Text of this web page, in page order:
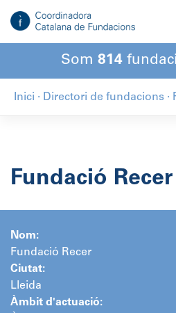
contingut
Som 814
Inici · Directori de fundacions ·
Fundació Recer
Nom:
Fundació Recer
Ciutat:
Lleida
Àmbit d'actuació: